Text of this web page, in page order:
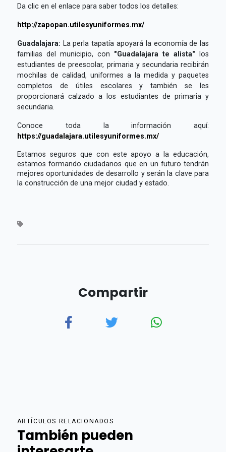
Da clic en el enlace para saber todos los detalles:
http://zapopan.utilesyuniformes.mx/
Guadalajara: La perla tapatía apoyará la economía de las
familias del municipio, con "Guadalajara te alista" los
estudiantes de preescolar, primaria y secundaria recibirán
mochilas de calidad, uniformes a la medida y paquetes
completos de útiles escolares y también se les
proporcionará calzado a los estudiantes de primaria y
secundaria.
Conoce toda la información aquí:
https://guadalajara.utilesyuniformes.mx/
Estamos seguros que con este apoyo a la educación,
estamos formando ciudadanos que en un futuro tendrán
mejores oportunidades de desarrollo y serán la clave para
la construcción de una mejor ciudad y estado.
Compartir
ARTÍCULOS RELACIONADOS
También pueden